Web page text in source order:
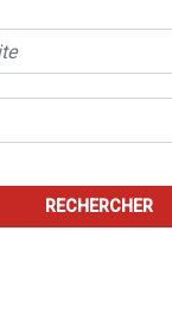
RECHERCHER